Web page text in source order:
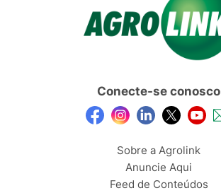
Conecte-se conosco
Sobre a Agrolink
Anuncie Aqui
Feed de Conteúdos